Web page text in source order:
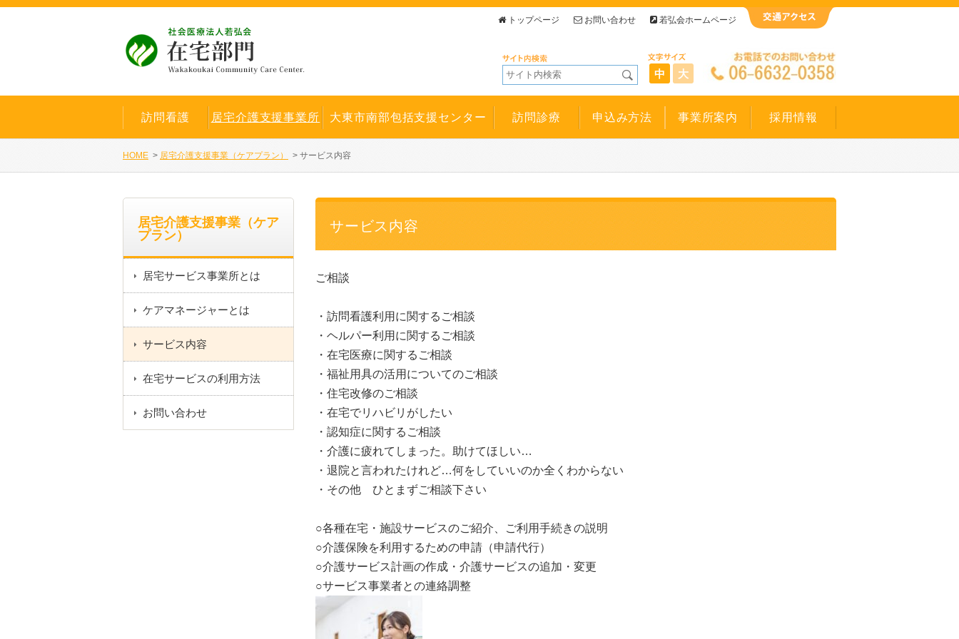
トップページ お問い合わせ 若弘会ホームページ
中 大
訪問看護 居宅介護支援事業所 大東市南部包括支援センター 訪問診療 申込み方法 事業所案内 採用情報
HOME > 居宅介護支援事業（ケアプラン） > サービス内容
サービス内容
ご相談
・訪問看護利用に関するご相談
・ヘルパー利用に関するご相談
・在宅医療に関するご相談
・福祉用具の活用についてのご相談
・住宅改修のご相談
・在宅でリハビリがしたい
・認知症に関するご相談
・介護に疲れてしまった。助けてほしい…
・退院と言われたけれど…何をしていいのか全くわからない
・その他 ひとまずご相談下さい
○各種在宅・施設サービスのご紹介、ご利用手続きの説明
○介護保険を利用するための申請（申請代行）
○介護サービス計画の作成・介護サービスの追加・変更
○サービス事業者との連絡調整
居宅介護支援事業（ケア
プラン）
居宅サービス事業所とは
ケアマネージャーとは
サービス内容
在宅サービスの利用方法
お問い合わせ